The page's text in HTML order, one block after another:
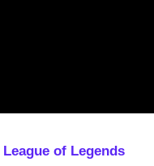
League of Legends